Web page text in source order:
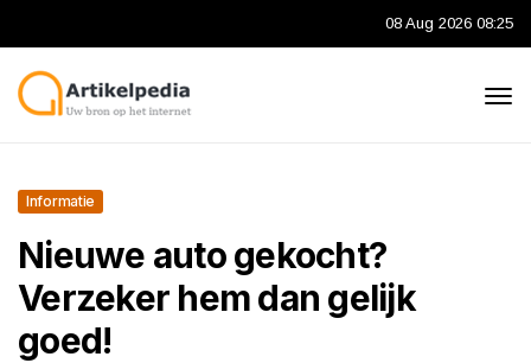
08 Aug 2026 08:25
Informatie
Nieuwe auto gekocht?
Verzeker hem dan gelijk
goed!